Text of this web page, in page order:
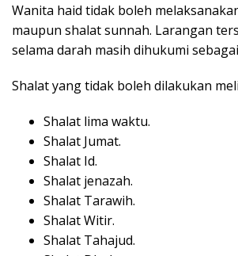
Wanita haid tidak boleh
maupun shalat sunnah. Larangan
selama darah masih dihukumi
Shalat yang tidak boleh dilakukan
Shalat lima waktu.
Shalat Jumat.
Shalat Id.
Shalat jenazah.
Shalat Tarawih.
Shalat Witir.
Shalat Tahajud.